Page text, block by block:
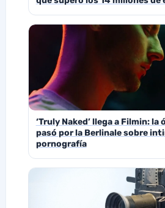
‘Truly Naked’ llega a Filmin: la
pasó por la Berlinale sobre
pornografía